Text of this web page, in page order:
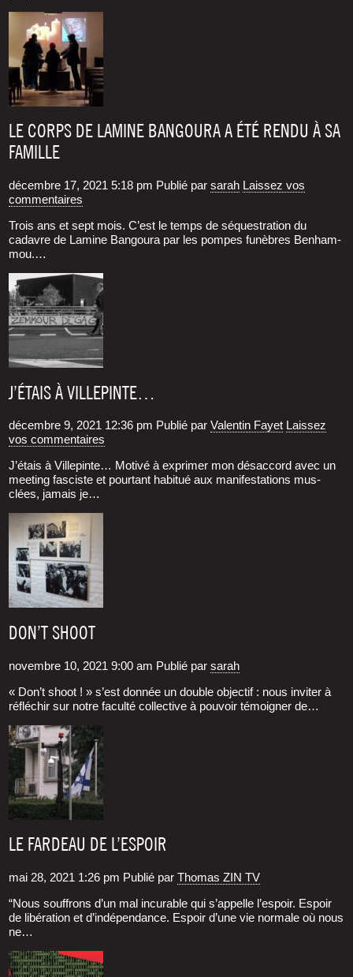
LE CORPS DE LAMINE BANGOURA A ÉTÉ RENDU À SA
FAMILLE
décembre 17, 2021 5:18 pm Publié parsarah Laissez vos
commentaires
Trois ans et sept mois. C’est le temps de séques­tra­tion du
cadavre de Lamine Ban­gou­ra par les pompes funèbres Ben­ham­
mou.…
J’ÉTAIS À VILLEPINTE…
décembre 9, 2021 12:36 pm Publié parValentin Fayet Laissez
vos commentaires
J’étais à Villepinte… Moti­vé à expri­mer mon désac­cord avec un
mee­ting fas­ciste et pour­tant habi­tué aux mani­fes­ta­tions mus­
clées, jamais je…
DON’T SHOOT
novembre 10, 2021 9:00 am Publié parsarah
« Don’t shoot ! » s’est don­née un double objec­tif : nous invi­ter à
réflé­chir sur notre facul­té col­lec­tive à pou­voir témoi­gner de…
LE FARDEAU DE L’ESPOIR
mai 28, 2021 1:26 pm Publié parThomas ZIN TV
“Nous souf­frons d’un mal incu­rable qui s’appelle l’espoir. Espoir
de libé­ra­tion et d’indépendance. Espoir d’une vie nor­male où nous
ne…